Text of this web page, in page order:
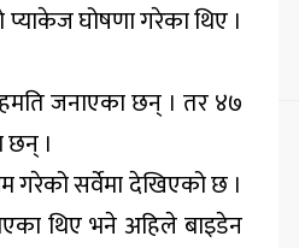
घोषणा गरेका थिए ।
जनाएका छन् । तर ४७
छन् ।
गरेको सर्वेमा देखिएको छ ।
थिए भने अहिले बाइडेन